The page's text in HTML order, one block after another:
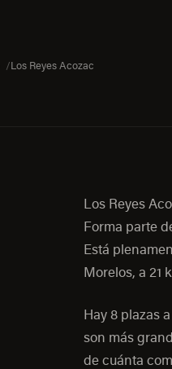
Los Reyes Acozac
Los Reyes
Forma parte
Está
Morelos, a 21
Hay 8 plazas
son más
de cuánta